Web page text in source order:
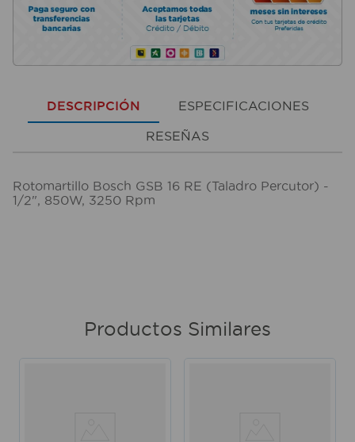
DESCRIPCIÓN ESPECIFICACIONES
RESEÑAS
Rotomartillo Bosch GSB 16 RE (Taladro Percutor) -
1/2", 850W, 3250 Rpm
Productos Similares